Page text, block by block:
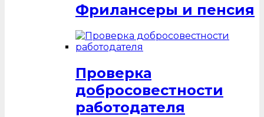
Фрилансеры и пенсия
Проверка
добросовестности
работодателя